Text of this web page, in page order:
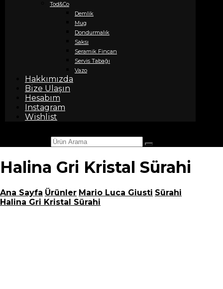
Tod&Co
Demlik
Mug
Dondurmalık
Saksı
Seramik Fincan
Servis Tabağı
Vazo
Hakkımızda
Bize Ulaşın
Hesabım
Instagram
Wishlist
Halina Gri Kristal Sürahi
Ana Sayfa Ürünler Mario Luca Giusti Sürahi
Halina Gri Kristal Sürahi